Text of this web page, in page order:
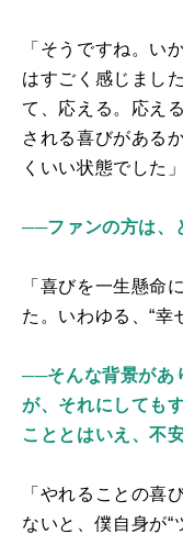
「そうですね。い
はすごく感じまし
て、応える。応え
される喜びがある
くいい状態でした」
──ファンの方は、
「喜びを一生懸命
た。いわゆる、“幸
──そんな背景があ
が、それにしても
こととはいえ、不
「やれることの喜
ないと、僕自身が“